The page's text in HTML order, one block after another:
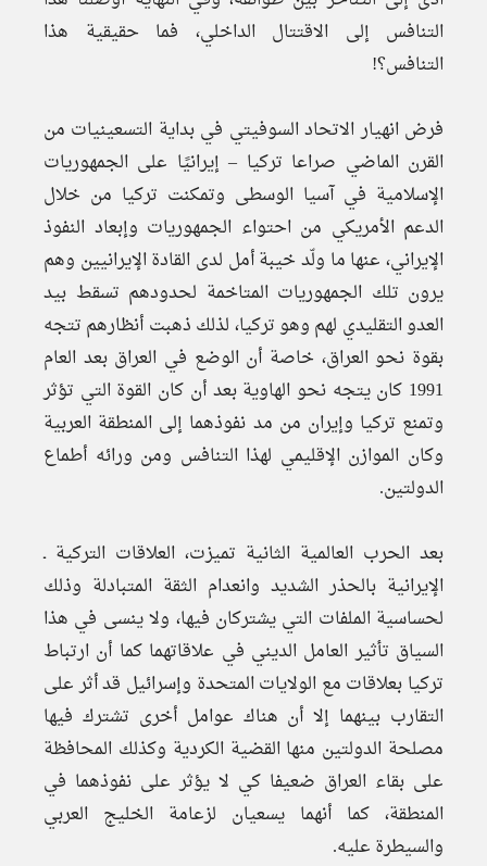
التنافس إلى الاقتتال الداخلي، فما حقيقية هذا
التنافس؟!
فرض انهيار الاتحاد السوفيتي في بداية التسعينيات من
القرن الماضي صراعا تركيا – إيرانيًا على الجمهوريات
الإسلامية في آسيا الوسطى وتمكنت تركيا من خلال
الدعم الأمريكي من احتواء الجمهوريات وإبعاد النفوذ
الإيراني، عنها ما ولّد خيبة أمل لدى القادة الإيرانيين وهم
يرون تلك الجمهوريات المتاخمة لحدودهم تسقط بيد
العدو التقليدي لهم وهو تركيا، لذلك ذهبت أنظارهم تتجه
بقوة نحو العراق، خاصة أن الوضع في العراق بعد العام
1991 كان يتجه نحو الهاوية بعد أن كان القوة التي تؤثر
وتمنع تركيا وإيران من مد نفوذهما إلى المنطقة العربية
وكان الموازن الإقليمي لهذا التنافس ومن ورائه أطماع
الدولتين.
بعد الحرب العالمية الثانية تميزت، العلاقات التركية ـ
الإيرانية بالحذر الشديد وانعدام الثقة المتبادلة وذلك
لحساسية الملفات التي يشتركان فيها، ولا ينسى في هذا
السياق تأثير العامل الديني في علاقاتهما كما أن ارتباط
تركيا بعلاقات مع الولايات المتحدة وإسرائيل قد أثر على
التقارب بينهما إلا أن هناك عوامل أخرى تشترك فيها
مصلحة الدولتين منها القضية الكردية وكذلك المحافظة
على بقاء العراق ضعيفا كي لا يؤثر على نفوذهما في
المنطقة، كما أنهما يسعيان لزعامة الخليج العربي
والسيطرة عليه.